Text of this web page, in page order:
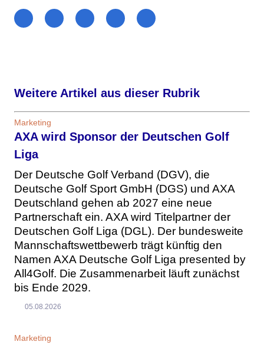
Weitere Artikel aus dieser Rubrik
Marketing
AXA wird Sponsor der Deutschen Golf
Liga
Der Deutsche Golf Verband (DGV), die
Deutsche Golf Sport GmbH (DGS) und AXA
Deutschland gehen ab 2027 eine neue
Partnerschaft ein. AXA wird Titelpartner der
Deutschen Golf Liga (DGL). Der bundesweite
Mannschaftswettbewerb trägt künftig den
Namen AXA Deutsche Golf Liga presented by
All4Golf. Die Zusammenarbeit läuft zunächst
bis Ende 2029.
05.08.2026
Marketing